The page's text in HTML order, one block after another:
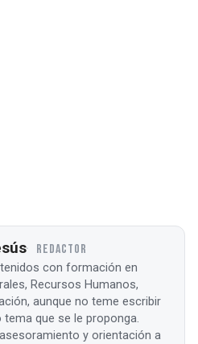
REDACTOR
con formación en
Recursos Humanos,
aunque no teme escribir
que se le proponga.
y orientación a